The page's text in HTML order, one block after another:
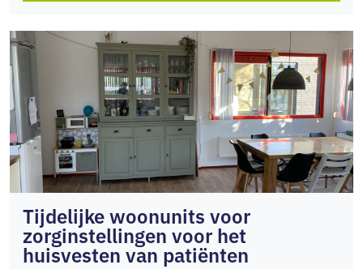
Tijdelijke woonunits voor
zorginstellingen voor het
huisvesten van patiënten